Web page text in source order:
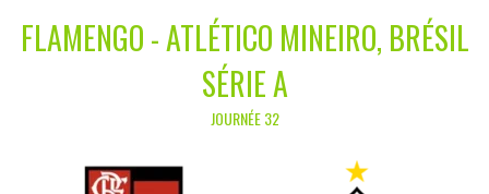
FLAMENGO - ATLÉTICO MINEIRO, BRÉSIL
SÉRIE A
JOURNÉE 32